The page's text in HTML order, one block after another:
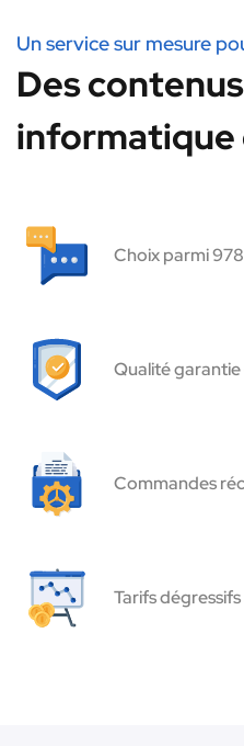
Un service sur mesure
Des
informatique
Choix parmi
Qualité
Commandes
Tarifs